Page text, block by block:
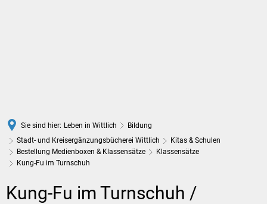
Sie sind hier: Leben in Wittlich
Bildung
Stadt- und Kreisergänzungsbücherei Wittlich
Kitas & Schulen
Bestellung Medienboxen & Klassensätze
Klassensätze
Kung-Fu im Turnschuh
Kung-
Kung-Fu im Turnschuh /